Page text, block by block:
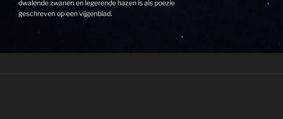
dwalende zwanen en legerende hazen is als poezie
geschreven op een vijgenblad.